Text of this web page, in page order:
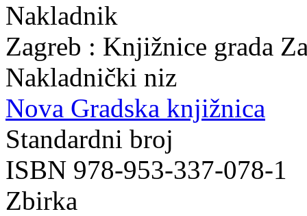
Nakladnik
Zagreb : Knjižnice grada
Nakladnički niz
Nova Gradska knjižnica
Standardni broj
ISBN 978-953-337-078-1
Zbirka